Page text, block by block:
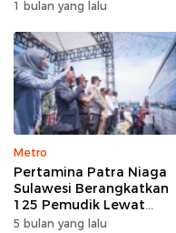
Nahkodai DPW FK PKBM
1 bulan yang lalu
Metro
Pertamina Patra Niaga
Sulawesi Berangkatkan
125 Pemudik Lewat
Program Mudik Gratis
5 bulan yang lalu